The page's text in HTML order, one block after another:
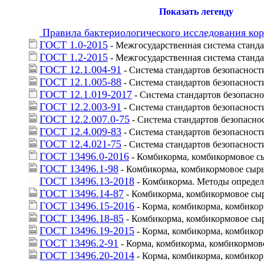
Показать легенду
Правила бактериологического исследования
ГОСТ 1.0-2015 - Межгосударственная система
ГОСТ 1.2-2015 - Межгосударственная система
ГОСТ 12.1.004-91 - Система стандартов
ГОСТ 12.1.005-88 - Система стандартов
ГОСТ 12.1.019-2017 - Система стандартов
ГОСТ 12.2.003-91 - Система стандартов
ГОСТ 12.2.007.0-75 - Система стандартов
ГОСТ 12.4.009-83 - Система стандартов
ГОСТ 12.4.021-75 - Система стандартов
ГОСТ 13496.0-2016 - Комбикорма, комбикормовое
ГОСТ 13496.1-98 - Комбикорма, комбикормовое
ГОСТ 13496.13-2018 - Комбикорма. Методы
ГОСТ 13496.14-87 - Комбикорма, комбикормовое
ГОСТ 13496.15-2016 - Корма, комбикорма,
ГОСТ 13496.18-85 - Комбикорма, комбикормовое
ГОСТ 13496.19-2015 - Корма, комбикорма,
ГОСТ 13496.2-91 - Корма, комбикорма,
ГОСТ 13496.20-2014 - Корма, комбикорма,